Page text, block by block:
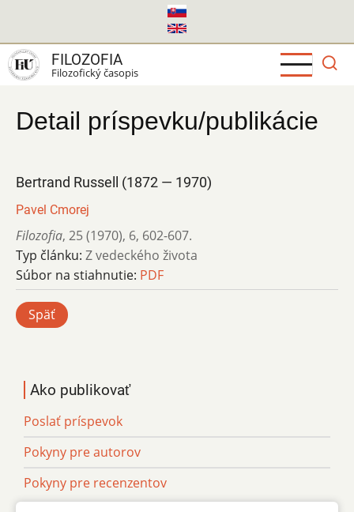
hlavný
obsah
FILOZOFIA
Filozofický časopis
Detail príspevku/publikácie
Bertrand Russell (1872 — 1970)
Pavel Cmorej
Filozofia, 25 (1970), 6, 602-607.
Typ článku: Z vedeckého života
Súbor na stiahnutie: PDF
Späť
Ako publikovať
Poslať príspevok
Pokyny pre autorov
Pokyny pre recenzentov